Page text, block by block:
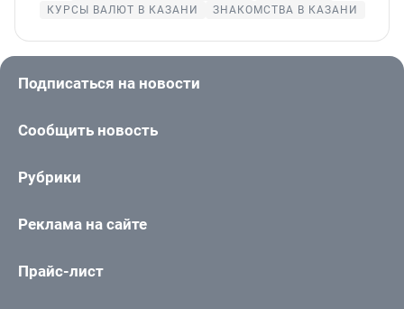
КУРСЫ ВАЛЮТ В КАЗАНИ
ЗНАКОМСТВА В КАЗАНИ
Подписаться на новости
Сообщить новость
Рубрики
Реклама на сайте
Прайс-лист